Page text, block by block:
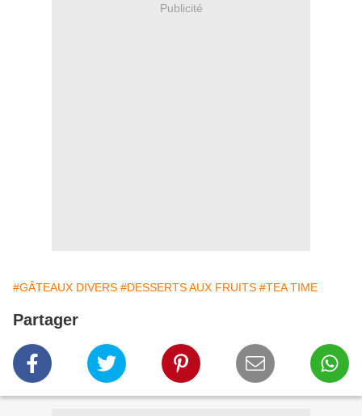
Publicité
#GÂTEAUX DIVERS #DESSERTS AUX FRUITS #TEA TIME
Partager